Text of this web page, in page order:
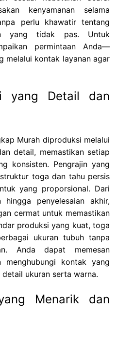
kenyamanan selama
perlu khawatir tentang
yang tidak pas. Untuk
permintaan Anda—
melalui kontak layanan agar
yang Detail dan
Murah diproduksi melalui
detail, memastikan setiap
konsisten. Pengrajin yang
toga dan tahu persis
yang proporsional. Dari
penyelesaian akhir,
cermat untuk memastikan
produksi yang kuat, toga
ukuran tubuh tanpa
Anda dapat memesan
kontak yang
ukuran serta warna.
Menarik dan